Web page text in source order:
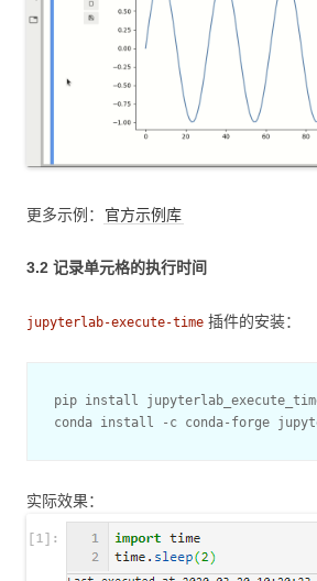
更多示例： 官方示例库
3.2 记录单元格的执行时间
jupyterlab-execute-time 插件的安装：
pip install
实际效果：